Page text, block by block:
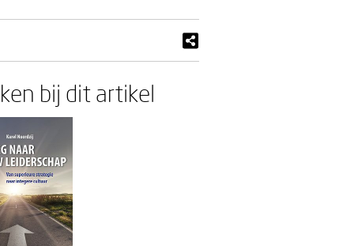
bij dit artikel